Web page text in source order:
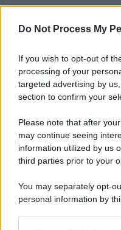
Do Not Process My
If you wish to opt-out of
processing of your
targeted advertising by
section to confirm your
Please note that after
may continue seeing
information utilized by us
third parties prior to your
You may separately opt-
personal information by